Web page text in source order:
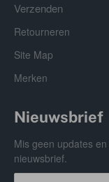
Verzenden
Retourneren
Site Map
Merken
Nieuwsbrief
Mis geen updates
nieuwsbrief.